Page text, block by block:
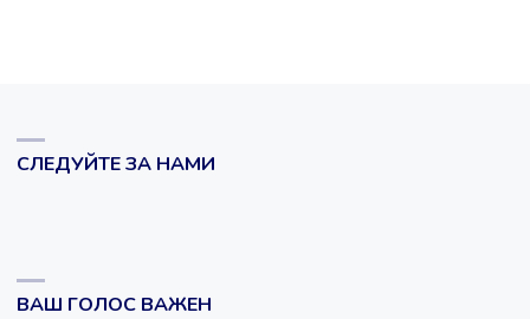
СЛЕДУЙТЕ ЗА НАМИ
ВАШ ГОЛОС ВАЖЕН